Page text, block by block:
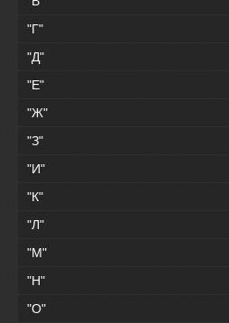
"Г"
"Д"
"Е"
"Ж"
"З"
"И"
"К"
"Л"
"М"
"Н"
"О"